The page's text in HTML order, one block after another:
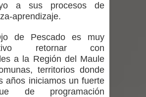
anime al K-pop: especialistas U.
las culturas japonesa y coreana
del seremi Minvu en el
golpea al Gobierno en medio de
a sus procesos de
aprendizaje.
de Pescado es muy
retornar con
a la Región del Maule
territorios donde
años iniciamos un fuerte
de programación